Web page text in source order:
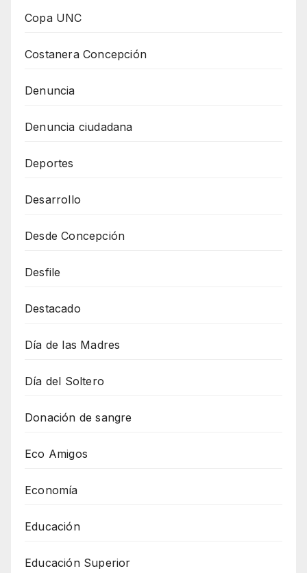
Copa UNC
Costanera Concepción
Denuncia
Denuncia ciudadana
Deportes
Desarrollo
Desde Concepción
Desfile
Destacado
Día de las Madres
Día del Soltero
Donación de sangre
Eco Amigos
Economía
Educación
Educación Superior